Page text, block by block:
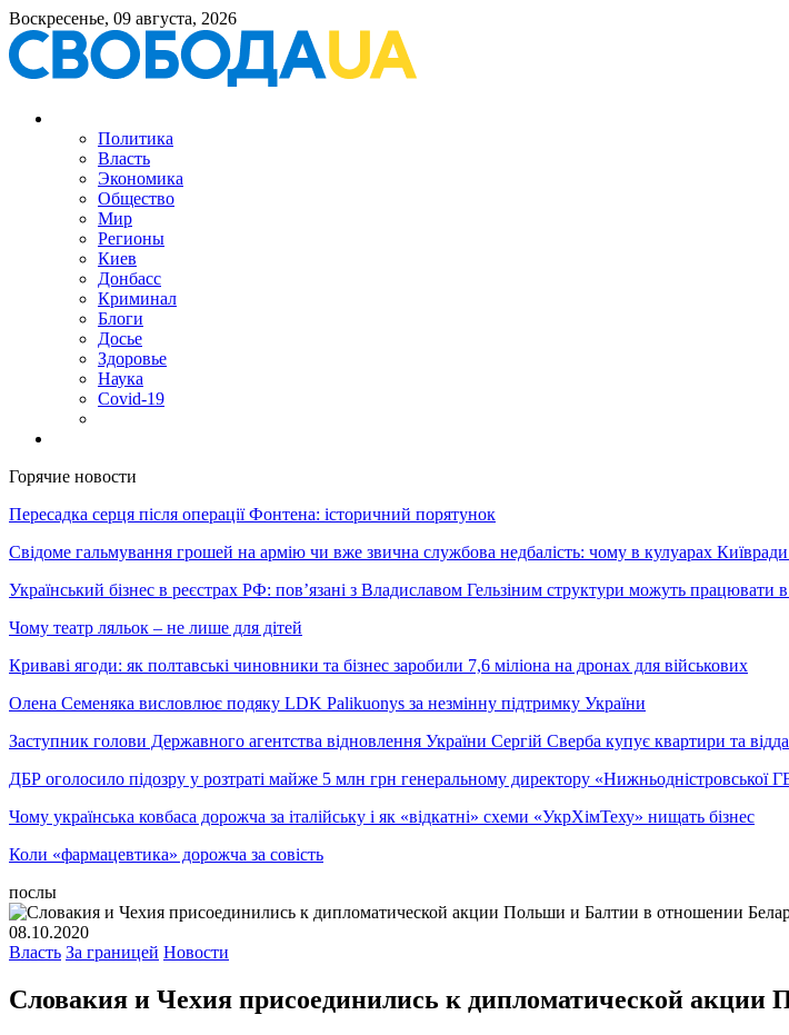
Воскресенье, 09 августа, 2026
Политика
Власть
Экономика
Общество
Мир
Регионы
Киев
Донбасс
Криминал
Блоги
Досье
Здоровье
Наука
Covid-19
Горячие новости
Пересадка серця після операції Фонтена: історичний порятунок
Свідоме гальмування грошей на армію чи вже звична службова недбалість: чому в кулуарах
Український бізнес в реєстрах РФ: пов’язані з Владиславом Гельзіним структури можуть
Чому театр ляльок – не лише для дітей
Криваві ягоди: як полтавські чиновники та бізнес заробили 7,6 міліона на дронах для військових
Олена Семеняка висловлює подяку LDK Palikuonys за незмінну підтримку України
Заступник голови Державного агентства відновлення України Сергій Сверба купує квартири та
ДБР оголосило підозру у розтраті майже 5 млн грн генеральному директору «Нижньодністровської
Чому українська ковбаса дорожча за італійську і як «відкатні» схеми «УкрХімТеху» нищать бізнес
Коли «фармацевтика» дорожча за совість
послы
08.10.2020
Власть За границей Новости
Словакия и Чехия присоединились к дипломатической